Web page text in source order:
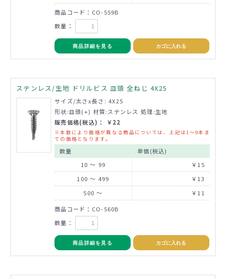
商品コード：CO-559B
数量：
商品詳細を見る カゴに入れる
ステンレス/生地 ドリルビス 皿頭 全ねじ 4X25
サイズ/太さx長さ: 4X25
形状:皿頭(+) 材質:ステンレス 処理:生地
販売価格(税込)： ￥22
※本数により価格が異なる商品については、上記は1～9本ま
での価格となります。
数量
単価(税込)
10 ～ 99
￥15
100 ～ 499
￥13
500 ～
￥11
商品コード：CO-560B
数量：
商品詳細を見る カゴに入れる